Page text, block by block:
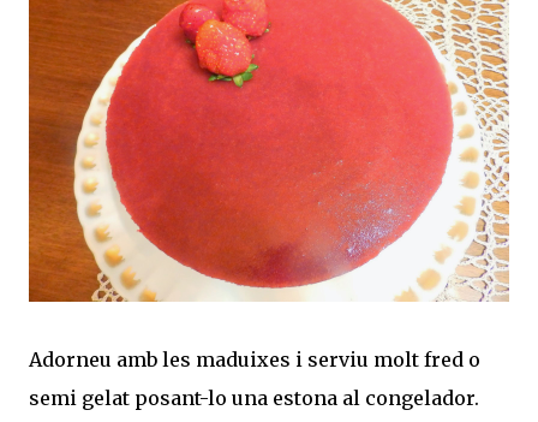
Adorneu amb les maduixes i serviu molt fred o
semi gelat posant-lo una estona al congelador.